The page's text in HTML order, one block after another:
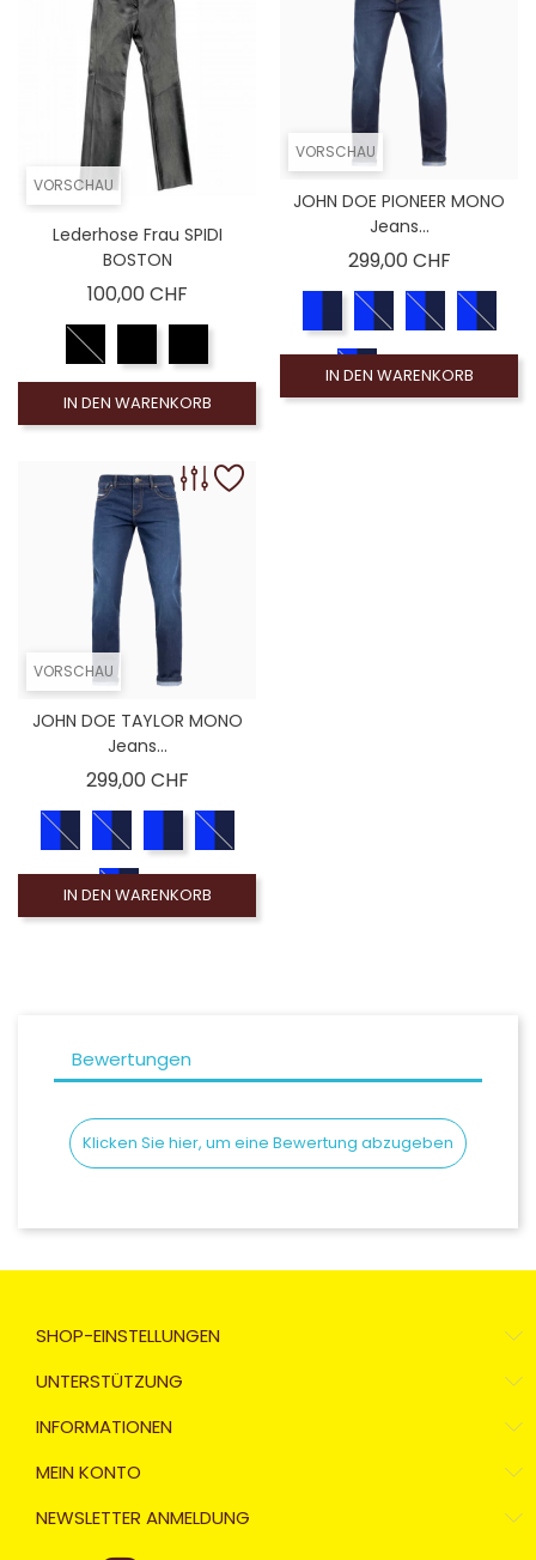
VORSCHAU
Lederhose Frau SPIDI
BOSTON
100,00 CHFPreis
IN DEN WARENKORB
VORSCHAU
JOHN DOE PIONEER MONO
Jeans...
299,00 CHFPreis
IN DEN WARENKORB
VORSCHAU
JOHN DOE TAYLOR MONO
Jeans...
299,00 CHFPreis
IN DEN WARENKORB
Bewertungen
Klicken Sie hier, um eine Bewertung abzugeben
SHOP-EINSTELLUNGEN
UNTERSTÜTZUNG
INFORMATIONEN
MEIN KONTO
NEWSLETTER ANMELDUNG